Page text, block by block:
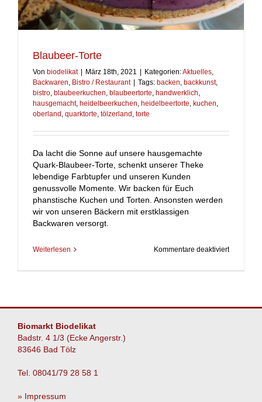
Blaubeer-Torte
Von biodelikat März 18th, 2021 Kategorien:Aktuelles,
Backwaren, Bistro / Restaurant Tags: backen, backkunst,
bistro, blaubeerkuchen, blaubeertorte, handwerklich,
hausgemacht, heidelbeerkuchen, heidelbeertorte, kuchen,
oberland , quarktorte, tölzerland , torte
Da lacht die Sonne auf unsere hausgemachte
Quark-Blaubeer-Torte, schenkt unserer Theke
lebendige Farbtupfer und unseren Kunden
genussvolle Momente. Wir backen für Euch
phanstische Kuchen und Torten. Ansonsten werden
wir von unseren Bäckern mit erstklassigen
Backwaren versorgt.
Weiterlesen Kommentare deaktiviertfür
Biomarkt Biodelikat
Badstr. 4 1/3 (Ecke Angerstr.)
83646 Bad Tölz
Tel. 08041/79 28 58 1
» Impressum